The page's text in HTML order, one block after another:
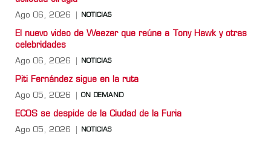
Ago 06, 2026 NOTICIAS
El nuevo video de Weezer que reúne a Tony Hawk y otras
celebridades
Ago 06, 2026 NOTICIAS
Piti Fernández sigue en la ruta
Ago 05, 2026 ON DEMAND
ECOS se despide de la Ciudad de la Furia
Ago 05, 2026 NOTICIAS